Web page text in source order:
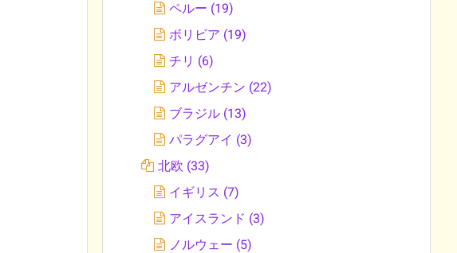
ペルー (19)
ボリビア (19)
チリ (6)
アルゼンチン (22)
ブラジル (13)
パラグアイ (3)
北欧 (33)
イギリス (7)
アイスランド (3)
ノルウェー (5)